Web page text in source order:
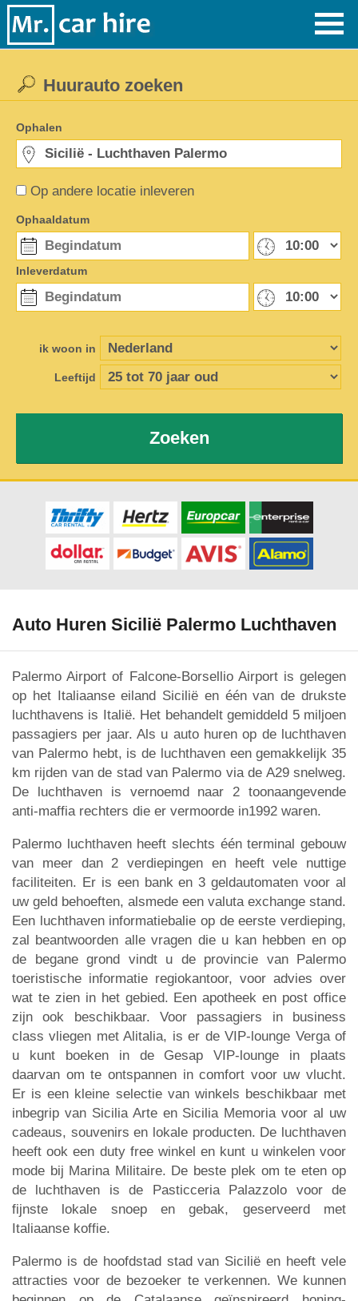
Op andere locatie inleveren
Huurauto zoeken
Ophalen
Ophaaldatum
Inleverdatum
ik woon in
Leeftijd
Zoeken
Auto Huren Sicilië Palermo Luchthaven
Palermo Airport of Falcone-Borsellio Airport is gelegen
op het Italiaanse eiland Sicilië en één van de drukste
luchthavens is Italië. Het behandelt gemiddeld 5 miljoen
passagiers per jaar. Als u auto huren op de luchthaven
van Palermo hebt, is de luchthaven een gemakkelijk 35
km rijden van de stad van Palermo via de A29 snelweg.
De luchthaven is vernoemd naar 2 toonaangevende
anti-maffia rechters die er vermoorde in1992 waren.
Palermo luchthaven heeft slechts één terminal gebouw
van meer dan 2 verdiepingen en heeft vele nuttige
faciliteiten. Er is een bank en 3 geldautomaten voor al
uw geld behoeften, alsmede een valuta exchange stand.
Een luchthaven informatiebalie op de eerste verdieping,
zal beantwoorden alle vragen die u kan hebben en op
de begane grond vindt u de provincie van Palermo
toeristische informatie regiokantoor, voor advies over
wat te zien in het gebied. Een apotheek en post office
zijn ook beschikbaar. Voor passagiers in business
class vliegen met Alitalia, is er de VIP-lounge Verga of
u kunt boeken in de Gesap VIP-lounge in plaats
daarvan om te ontspannen in comfort voor uw vlucht.
Er is een kleine selectie van winkels beschikbaar met
inbegrip van Sicilia Arte en Sicilia Memoria voor al uw
cadeaus, souvenirs en lokale producten. De luchthaven
heeft ook een duty free winkel en kunt u winkelen voor
mode bij Marina Militaire. De beste plek om te eten op
de luchthaven is de Pasticceria Palazzolo voor de
fijnste lokale snoep en gebak, geserveerd met
Italiaanse koffie.
Palermo is de hoofdstad stad van Sicilië en heeft vele
attracties voor de bezoeker te verkennen. We kunnen